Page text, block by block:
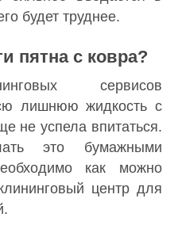
будет труднее.
пятна с ковра?
сервисов
лишнюю жидкость с
не успела впитаться.
это бумажными
как можно
центр для